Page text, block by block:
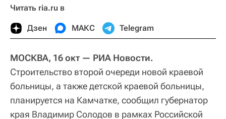
Читать ria.ru в
Дзен МАКС Telegram
МОСКВА, 16 окт — РИА Новости.
Строительство второй очереди новой краевой
больницы, а также детской краевой больницы,
планируется на Камчатке, сообщил губернатор
края Владимир Солодов в рамках Российской